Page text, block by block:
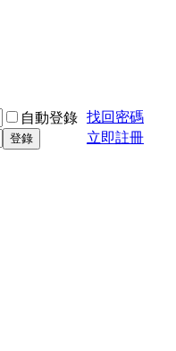
自動登錄 找回密碼
登錄 立即註冊